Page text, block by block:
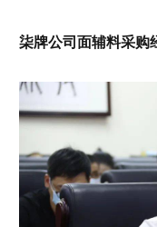
柒牌公司面辅料采购